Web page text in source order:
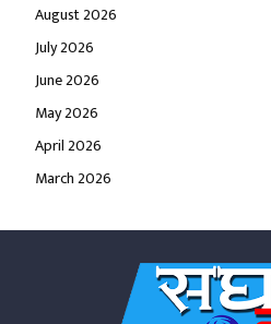
August 2026
July 2026
June 2026
May 2026
April 2026
March 2026